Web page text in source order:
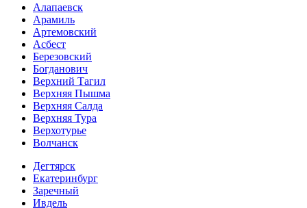
Алапаевск
Арамиль
Артемовский
Асбест
Березовский
Богданович
Верхний Тагил
Верхняя Пышма
Верхняя Салда
Верхняя Тура
Верхотурье
Волчанск
Дегтярск
Екатеринбург
Заречный
Ивдель